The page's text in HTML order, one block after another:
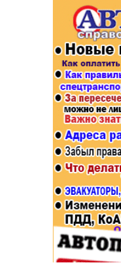
Афиша
Строительство и ремонт
Авто и мото
Рестораны, кафе, бары
Спорт Фитнес
Недвижимость
Красота Косметология
Популярное →
Строительство и ремонт